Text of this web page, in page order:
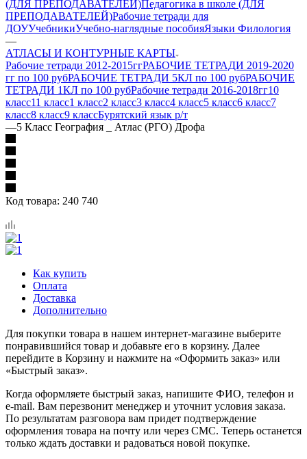
(ДЛЯ ПРЕПОДАВАТЕЛЕЙ)Педагогика в школе (ДЛЯ
ПРЕПОДАВАТЕЛЕЙ)Рабочие тетради для
ДОУУчебникиУчебно-наглядные пособияЯзыки Филология
—
АТЛАСЫ И КОНТУРНЫЕ КАРТЫ
Рабочие тетради 2012-2015ггРАБОЧИЕ ТЕТРАДИ 2019-2020
гг по 100 рубРАБОЧИЕ ТЕТРАДИ 5КЛ по 100 рубРАБОЧИЕ
ТЕТРАДИ 1КЛ по 100 рубРабочие тетради 2016-2018гг10
класс11 класс1 класс2 класс3 класс4 класс5 класс6 класс7
класс8 класс9 классБурятский язык р/т
—5 Класс География _ Атлас (РГО) Дрофа
Код товара: 240 740
Как купить
Оплата
Доставка
Дополнительно
Для покупки товара в нашем интернет-магазине выберите
понравившийся товар и добавьте его в корзину. Далее
перейдите в Корзину и нажмите на «Оформить заказ» или
«Быстрый заказ».
Когда оформляете быстрый заказ, напишите ФИО, телефон и
e-mail. Вам перезвонит менеджер и уточнит условия заказа.
По результатам разговора вам придет подтверждение
оформления товара на почту или через СМС. Теперь останется
только ждать доставки и радоваться новой покупке.